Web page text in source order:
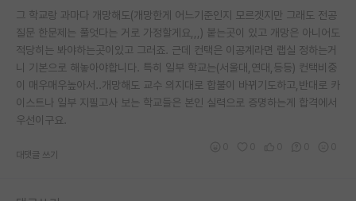
그 학교랑 과마다 개망해도(개망한게 어느기준인지 모르겟지만 그래도 전공
질문 한문제는 풀엇다는 거로 가정할게요,,,) 붙는곳이 있고 개망은 아니어도
적당히는 봐야하는곳이있고 그러죠. 근데 컨택은 이공계라면 랩실 정하는거
니 기본으로 해놓아야합니다. 특히 일부 학교는(서울대,연대,등등) 컨택비중
이 매우매우높아서..개망해도 교수 의지대로 합불이 바뀌기도하고,반대로 카
이스트나 일부 지필고사 보는 학교들은 본인 실력으로 증명하는게 합격에서
우선이구요.
대댓글 쓰기